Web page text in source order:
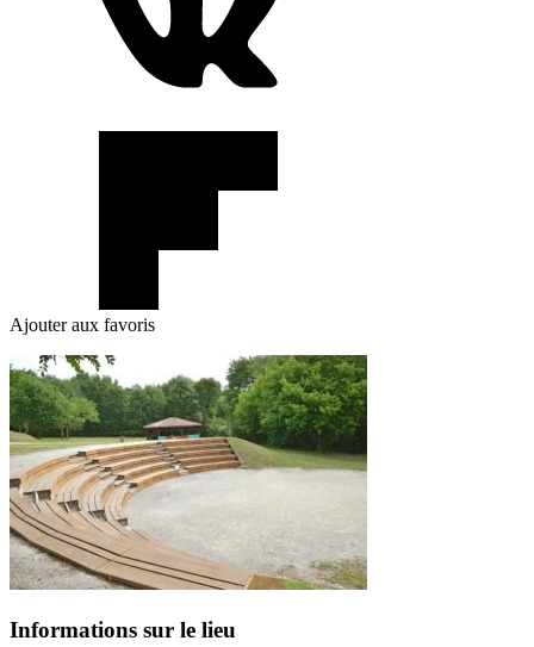
Ajouter aux favoris
Informations sur le lieu